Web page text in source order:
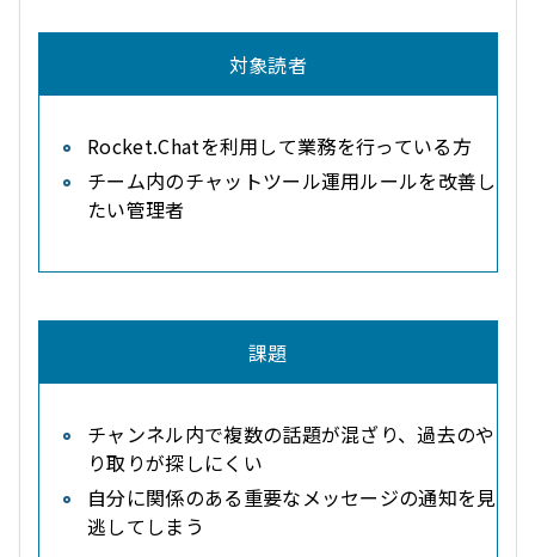
対象読者
Rocket.Chatを利用して業務を行っている方
チーム内のチャットツール運用ルールを改善し
たい管理者
課題
チャンネル内で複数の話題が混ざり、過去のや
り取りが探しにくい
自分に関係のある重要なメッセージの通知を見
逃してしまう